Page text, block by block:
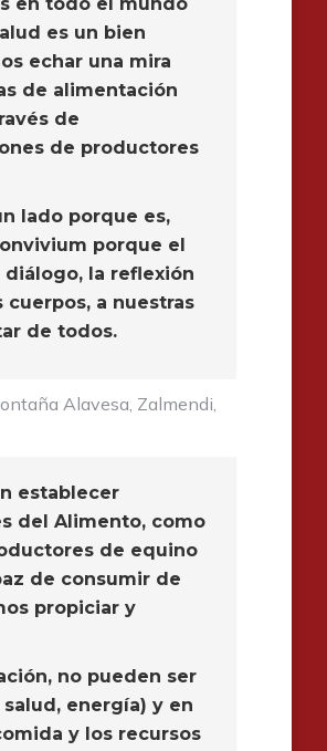
es un bien
echar una mira
de alimentación
de
de productores
lado porque es,
porque el
la reflexión
a nuestras
de todos.
Alavesa, Zalmendi,
establecer
del Alimento, como
de equino
de consumir de
propiciar y
no pueden ser
energía) y en
y los recursos